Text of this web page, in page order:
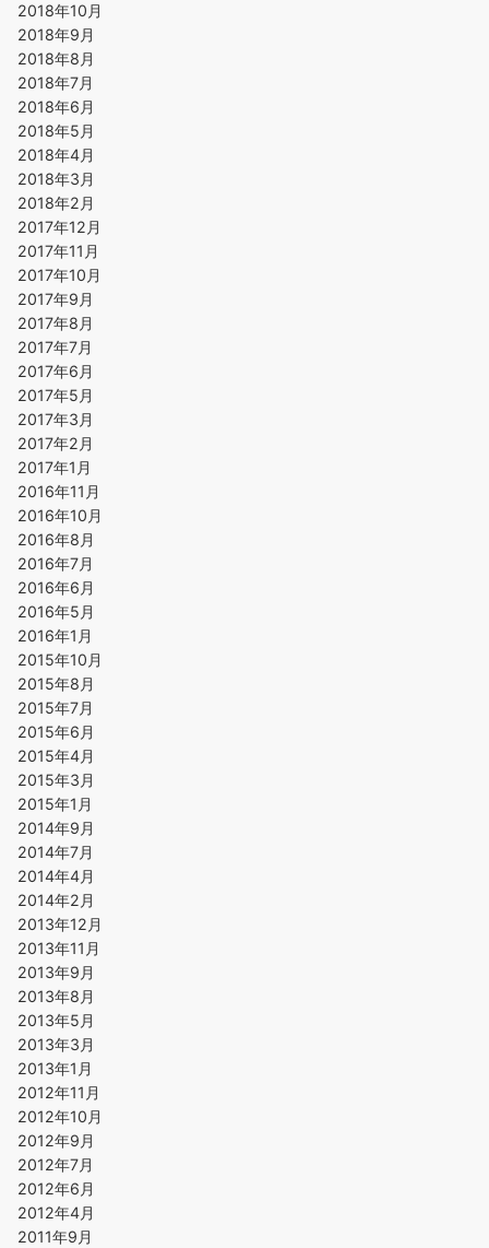
2018年10月
2018年9月
2018年8月
2018年7月
2018年6月
2018年5月
2018年4月
2018年3月
2018年2月
2017年12月
2017年11月
2017年10月
2017年9月
2017年8月
2017年7月
2017年6月
2017年5月
2017年3月
2017年2月
2017年1月
2016年11月
2016年10月
2016年8月
2016年7月
2016年6月
2016年5月
2016年1月
2015年10月
2015年8月
2015年7月
2015年6月
2015年4月
2015年3月
2015年1月
2014年9月
2014年7月
2014年4月
2014年2月
2013年12月
2013年11月
2013年9月
2013年8月
2013年5月
2013年3月
2013年1月
2012年11月
2012年10月
2012年9月
2012年7月
2012年6月
2012年4月
2011年9月